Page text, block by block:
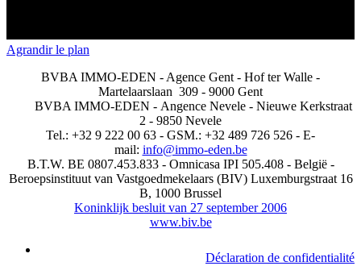
Agrandir le plan
BVBA IMMO-EDEN - Agence Gent - Hof ter Walle -
Martelaarslaan 309 - 9000 Gent
BVBA IMMO-EDEN - Angence Nevele - Nieuwe Kerkstraat
2 - 9850 Nevele
Tel.: +32 9 222 00 63 - GSM.: +32 489 726 526 - E-
mail: info@immo-eden.be
B.T.W. BE 0807.453.833 - Omnicasa IPI 505.408 - België -
Beroepsinstituut van Vastgoedmekelaars (BIV) Luxemburgstraat 16
B, 1000 Brussel
Koninklijk besluit van 27 september 2006
www.biv.be
Déclaration de confidentialité